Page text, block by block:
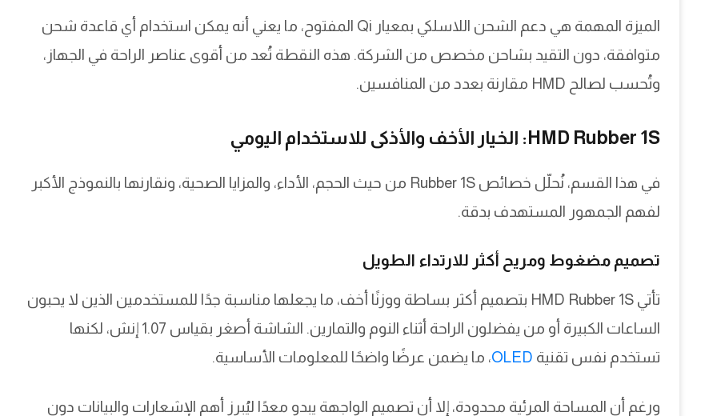
الميزة المهمة هي دعم الشحن اللاسلكي بمعيار Qi المفتوح، ما يعني أنه يمكن استخدام أي قاعدة شحن
متوافقة، دون التقيد بشاحن مخصص من الشركة. هذه النقطة تُعد من أقوى عناصر الراحة في الجهاز،
وتُحسب لصالح HMD مقارنة بعدد من المنافسين.
HMD Rubber 1S: الخيار الأخف والأذكى للاستخدام اليومي
في هذا القسم، نُحلّل خصائص Rubber 1S من حيث الحجم، الأداء، والمزايا الصحية، ونقارنها بالنموذج الأكبر
لفهم الجمهور المستهدف بدقة.
تصميم مضغوط ومريح أكثر للارتداء الطويل
تأتي HMD Rubber 1S بتصميم أكثر بساطة ووزنًا أخف، ما يجعلها مناسبة جدًا للمستخدمين الذين لا يحبون
الساعات الكبيرة أو من يفضلون الراحة أثناء النوم والتمارين. الشاشة أصغر بقياس 1.07 إنش، لكنها
تستخدم نفس تقنية OLED، ما يضمن عرضًا واضحًا للمعلومات الأساسية.
ورغم أن المساحة المرئية محدودة، إلا أن تصميم الواجهة يبدو معدًا ليُبرز أهم الإشعارات والبيانات دون